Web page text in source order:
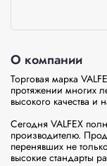
О компании
Торговая марка
протяжении многих
высокого качества
Сегодня VALFEX
производителю.
перенявших не
высокие стандарты